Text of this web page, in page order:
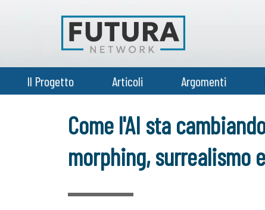
Il Progetto Articoli Argomenti
Come l'AI sta
morphing, surrealismo